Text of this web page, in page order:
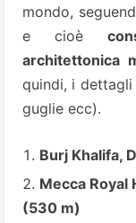
mondo,
e cioè
architettonica
quindi, i
guglie ecc).
Burj Khalifa,
Mecca Royal
(530 m)